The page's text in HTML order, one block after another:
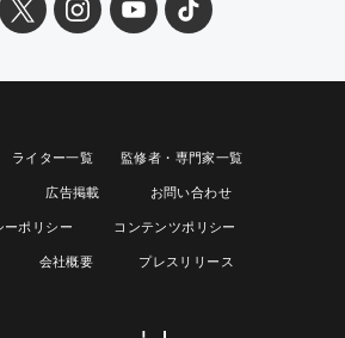
ライター一覧 監修者・専門家一覧
広告掲載 お問い合わせ
ーポリシー コンテンツポリシー
会社概要 プレスリリース